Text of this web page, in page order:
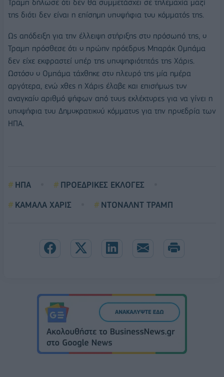
Τραμπ δήλωσε ότι δεν θα συμμετάσχει σε τηλεμαχία μαζί
της διότι δεν είναι η επίσημη υποψήφια του κόμματός της.
Ως απόδειξη για την έλλειψη στήριξης στο πρόσωπό της, ο
Τραμπ πρόσθεσε ότι ο πρώην πρόεδρος Μπαράκ Ομπάμα
δεν είχε εκφραστεί υπέρ της υποψηφιότητάς της Χάρις.
Ωστόσο ο Ομπάμα τάχθηκε στο πλευρό της μία ημέρα
αργότερα, ενώ χθες η Χάρις έλαβε και επισήμως τον
αναγκαίο αριθμό ψήφων από τους εκλέκτορες για να γίνει η
υποψήφια του Δημοκρατικού κόμματος για την προεδρία των
ΗΠΑ.
ΗΠΑ
ΠΡΟΕΔΡΙΚΕΣ ΕΚΛΟΓΕΣ
ΚΑΜΑΛΑ ΧΑΡΙΣ
ΝΤΟΝΑΛΝΤ ΤΡΑΜΠ